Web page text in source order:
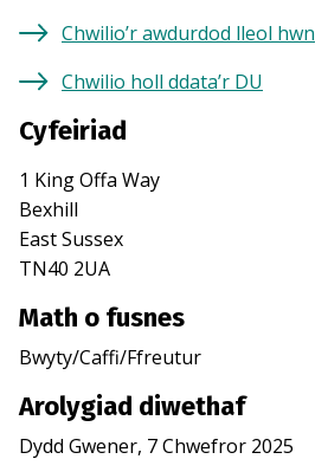
Chwilio’r awdurdod lleol hwn
Chwilio holl ddata’r DU
Cyfeiriad
1 King Offa Way
Bexhill
East Sussex
TN40 2UA
Math o fusnes
Bwyty/Caffi/Ffreutur
Arolygiad diwethaf
Dydd Gwener, 7 Chwefror 2025